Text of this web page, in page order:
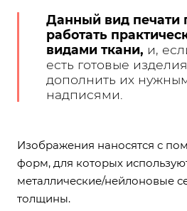
Данный вид печати
работать
видами ткани, и,
есть готовые
дополнить их
надписями.
Изображения наносятся с
форм, для которых
металлические/нейлоновые
толщины.